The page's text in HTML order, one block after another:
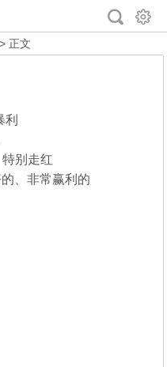
> 正文
利
别走红
、非常赢利的